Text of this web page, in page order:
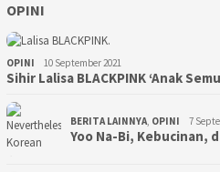
OPINI
OPINI 10 September 2021
Sihir Lalisa BLACKPINK ‘Anak
BERITA LAINNYA, OPINI 7
Yoo Na-Bi, Kebucinan,